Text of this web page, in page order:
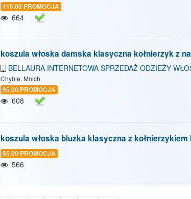
115.00 PROMOCJA
664
koszula włoska damska klasyczna kołnierzyk z
BELLAURA INTERNETOWA SPRZEDAŻ ODZIEŻY
Chybie, Mnich
95.00 PROMOCJA
608
koszula włoska bluzka klasyczna z kołnierzykiem
85.00 PROMOCJA
566